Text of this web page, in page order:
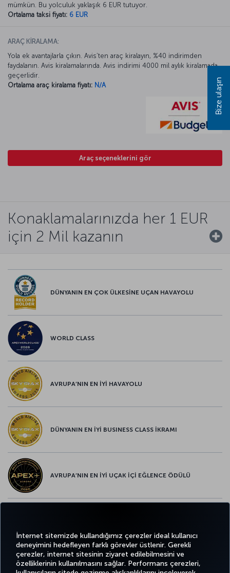
İnternet sitemizde kullandığımız çerezler ideal kullanıcı
deneyimini hedefleyen farklı görevler üstlenir. Gerekli
çerezler, internet sitesinin ziyaret edilebilmesini ve
özelliklerinin kullanılmasını sağlar. Performans çerezleri,
mümkün. Bu yolculuk yaklaşık 6 EUR tutuyor.
Ortalama taksi fiyatı: 6 EUR
ARAÇ KİRALAMA:
Yola ek avantajlarla çıkın. Avis’ten araç kiralayın, %40 indirimden
faydalanın. Avis kiralamalarında. Avis indirimi 4000 mil aylık kiralamada
geçerlidir.
Ortalama araç kiralama fiyatı: N/A
Araç seçeneklerini gör
Konaklamalarınızda her 1 EUR
için 2 Mil kazanın
DÜNYANIN EN ÇOK ÜLKESİNE UÇAN HAVAYOLU
WORLD CLASS
AVRUPA’NIN EN İYİ HAVAYOLU
DÜNYANIN EN İYİ BUSINESS CLASS İKRAMI
AVRUPA’NIN EN İYİ UÇAK İÇİ EĞLENCE ÖDÜLÜ
Bize ulaşın